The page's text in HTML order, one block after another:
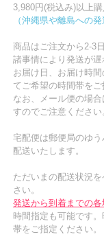
3,980円(税込み)以上
（沖縄県や離島への
商品はご注文から2-3
諸事情により発送が遅
お届け日、お届け時
てご希望の時間帯をご
なお、メール便の場
すのでご注意ください
宅配便は郵便局のゆ
配送いたします。
ただいまの配送状況
さい。
発送から到着までの
時間指定も可能です
帯をご指定ください。